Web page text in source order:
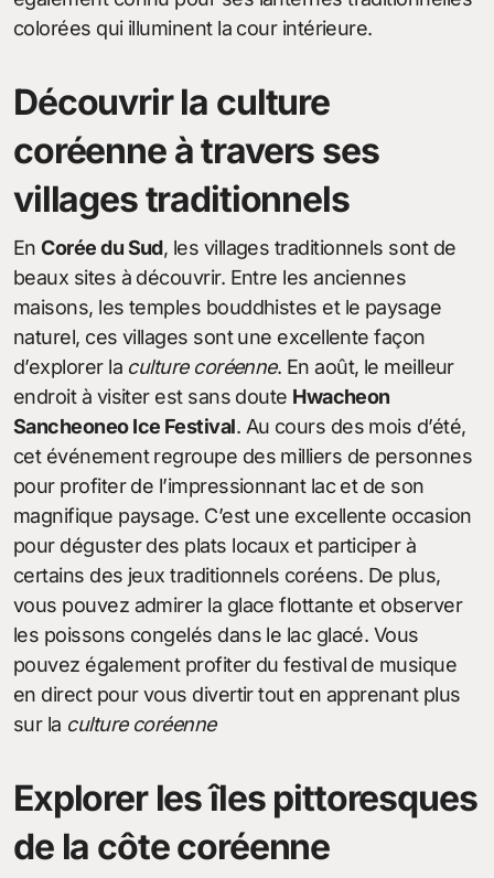
colorées qui illuminent la cour intérieure.
Découvrir la culture
coréenne à travers ses
villages traditionnels
EnCorée du Sud, les villages traditionnels sont de
beaux sites à découvrir. Entre les anciennes
maisons, les temples bouddhistes et le paysage
naturel, ces villages sont une excellente façon
d’explorer la culture coréenne. En août, le meilleur
endroit à visiter est sans doute Hwacheon
Sancheoneo Ice Festival. Au cours des mois d’été,
cet événement regroupe des milliers de personnes
pour profiter de l’impressionnant lac et de son
magnifique paysage. C’est une excellente occasion
pour déguster des plats locaux et participer à
certains des jeux traditionnels coréens. De plus,
vous pouvez admirer la glace flottante et observer
les poissons congelés dans le lac glacé. Vous
pouvez également profiter du festival de musique
en direct pour vous divertir tout en apprenant plus
sur la culture coréenne
Explorer les îles pittoresques
de la côte coréenne